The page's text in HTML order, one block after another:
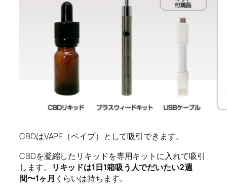
CBDはVAPE（ベイプ）として吸引できます。
CBDを凝縮したリキッドを専用キットに入れて吸引
します。
リキッドは1日1箱吸う人でだいたい2週
間〜1ヶ月 くらいは持ちます。